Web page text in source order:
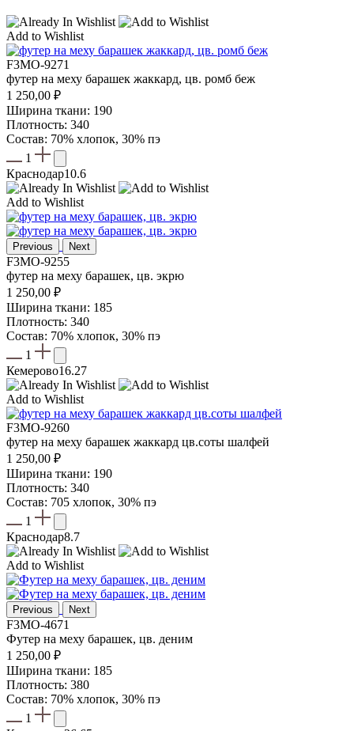
Add to Wishlist
F3MO-9271
футер на меху барашек жаккард, цв. ромб беж
1 250,00 ₽
Ширина ткани: 190
Плотность: 340
Состав: 70% хлопок, 30% пэ
1
Краснодар10.6
Add to Wishlist
Previous Next
F3MO-9255
футер на меху барашек, цв. экрю
1 250,00 ₽
Ширина ткани: 185
Плотность: 340
Состав: 70% хлопок, 30% пэ
1
Кемерово16.27
Add to Wishlist
F3MO-9260
футер на меху барашек жаккард цв.соты шалфей
1 250,00 ₽
Ширина ткани: 190
Плотность: 340
Состав: 705 хлопок, 30% пэ
1
Краснодар8.7
Add to Wishlist
Previous Next
F3MO-4671
Футер на меху барашек, цв. деним
1 250,00 ₽
Ширина ткани: 185
Плотность: 380
Состав: 70% хлопок, 30% пэ
1